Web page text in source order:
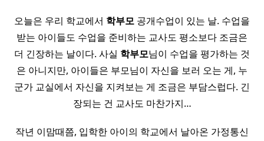
오늘은 우리 학교에서 학부모 공개수업이 있는 날. 수업을
받는 아이들도 수업을 준비하는 교사도 평소보다 조금은
더 긴장하는 날이다. 사실 학부모님이 수업을 평가하는 것
은 아니지만, 아이들은 부모님이 자신을 보러 오는 게, 누
군가 교실에서 자신을 지켜보는 게 조금은 부담스럽다. 긴
장되는 건 교사도 마찬가지…
작년 이맘때쯤, 입학한 아이의 학교에서 날아온 가정통신